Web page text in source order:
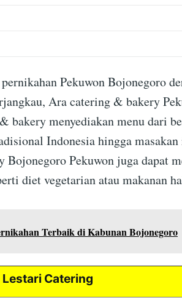
Pekuwon Bojonegoro
Ara catering & bakery
bakery menyediakan menu dari
Indonesia hingga
Pekuwon juga dapat
diet vegetarian atau makanan
Terbaik di Kabunan Bojonegoro
Lestari Catering